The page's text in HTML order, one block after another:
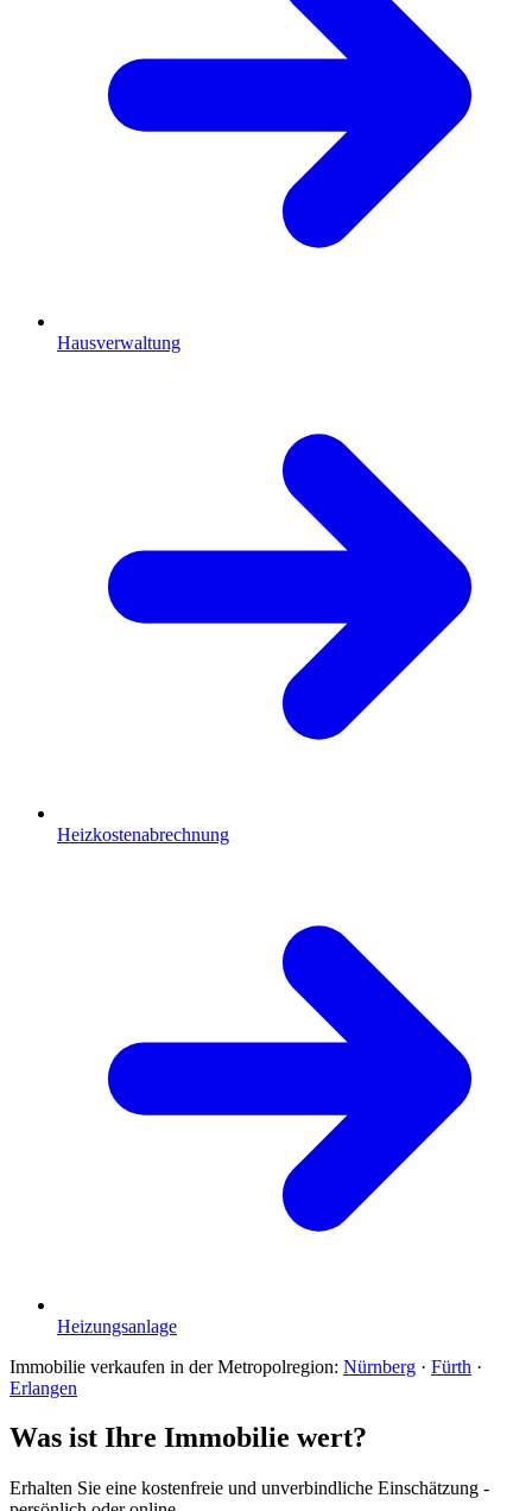
Hausverwaltung
Heizkostenabrechnung
Heizungsanlage
Immobilie verkaufen in der Metropolregion: Nürnberg · Fürth ·
Erlangen
Was ist Ihre Immobilie wert?
Erhalten Sie eine kostenfreie und unverbindliche Einschätzung -